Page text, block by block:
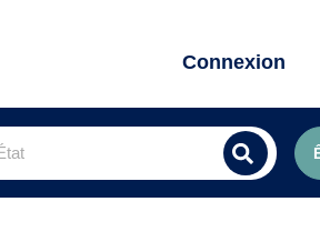
Connexion